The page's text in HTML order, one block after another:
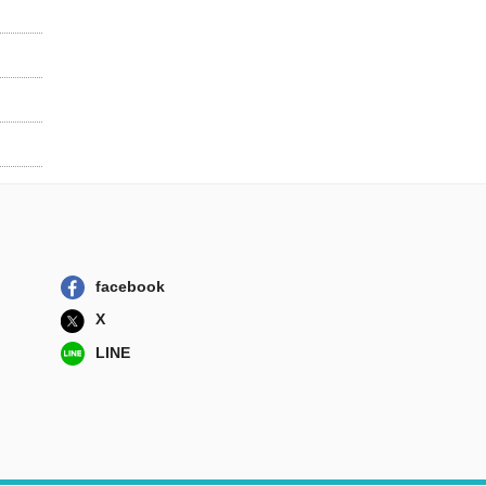
facebook
X
LINE